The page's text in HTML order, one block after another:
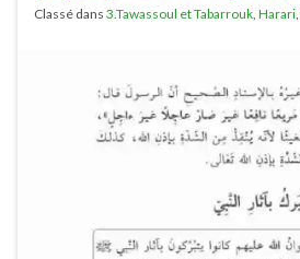
Classé dans 3.Tawassoul et Tabarrouk Harari